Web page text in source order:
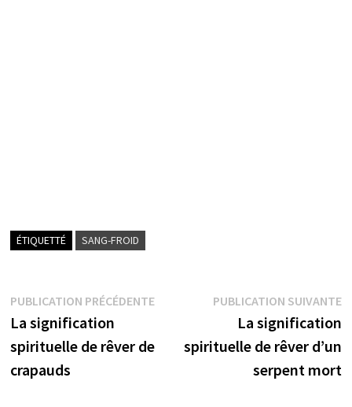
ÉTIQUETTÉ SANG-FROID
Navigation
de
l’article
PUBLICATION PRÉCÉDENTEPublication
La signification
spirituelle de rêver de
crapauds
PUBLICATION SUIVANTE
La signification
spirituelle de rêver d’un
serpent mort